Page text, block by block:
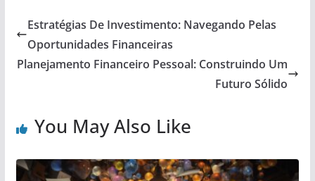
Estratégias De Investimento: Navegando Pelas
Oportunidades Financeiras
Planejamento Financeiro Pessoal: Construindo Um
Futuro Sólido
You May Also Like